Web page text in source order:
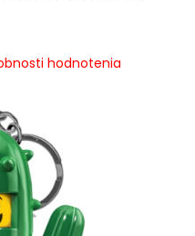
hodnotenia